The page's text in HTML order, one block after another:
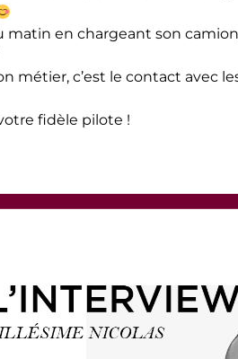
matin en chargeant son
métier, c’est le contact avec
fidèle pilote !